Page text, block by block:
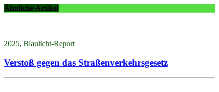
Ähnliche Artikel
2025, Blaulicht-Report
Verstoß gegen das Straßenverkehrsgesetz